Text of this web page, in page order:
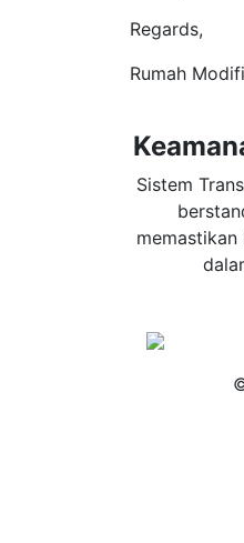
Regards,
Rumah
Sistem
memastikan